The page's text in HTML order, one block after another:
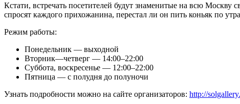
Кстати, встречать посетителей будут знаменитые на всю
спросят каждого прихожанина, перестал ли он пить коньяк по
Режим работы:
Понедельник — выходной
Вторник—четверг — 14:00–22:00
Суббота, воскресенье — 12:00–22:00
Пятница — с полудня до полуночи
Узнать подробности можно на сайте организаторов: http://